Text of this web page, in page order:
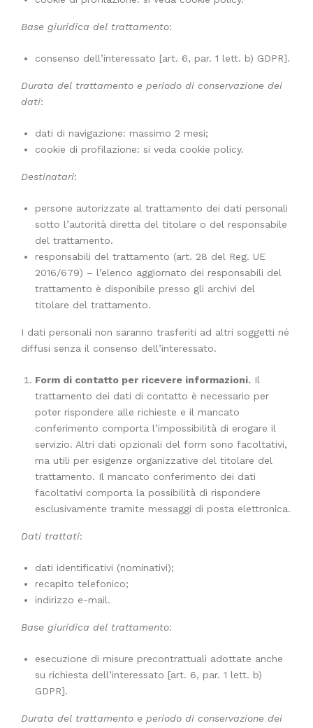
Base giuridica del trattamento:
consenso dell’interessato [art. 6, par. 1 lett. b) GDPR].
Durata del trattamento e periodo di conservazione dei
dati:
dati di navigazione: massimo 2 mesi;
cookie di profilazione: si veda cookie policy.
Destinatari:
persone autorizzate al trattamento dei dati personali
sotto l’autorità diretta del titolare o del responsabile
del trattamento.
responsabili del trattamento (art. 28 del Reg. UE
2016/679) – l’elenco aggiornato dei responsabili del
trattamento è disponibile presso gli archivi del
titolare del trattamento.
I dati personali non saranno trasferiti ad altri soggetti né
diffusi senza il consenso dell’interessato.
Form di contatto per ricevere informazioni. Il
trattamento dei dati di contatto è necessario per
poter rispondere alle richieste e il mancato
conferimento comporta l’impossibilità di erogare il
servizio. Altri dati opzionali del form sono facoltativi,
ma utili per esigenze organizzative del titolare del
trattamento. Il mancato conferimento dei dati
facoltativi comporta la possibilità di rispondere
esclusivamente tramite messaggi di posta elettronica.
Dati trattati:
dati identificativi (nominativi);
recapito telefonico;
indirizzo e-mail.
Base giuridica del trattamento:
esecuzione di misure precontrattuali adottate anche
su richiesta dell’interessato [art. 6, par. 1 lett. b)
GDPR].
Durata del trattamento e periodo di conservazione dei